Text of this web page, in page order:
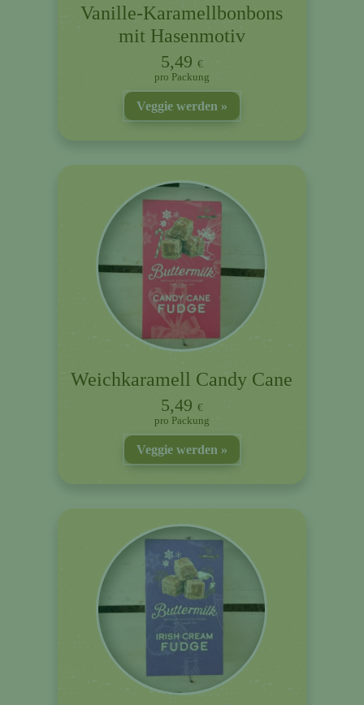
Vanille-Karamellbonbons
mit Hasenmotiv
5,49 €
Packung
Veggie werden
Weichkaramell Candy Cane
5,49 €
Packung
Veggie werden